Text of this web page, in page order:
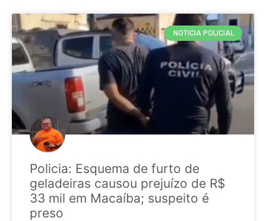
NOTICIA POLICIAL
Policia: Esquema de furto de
geladeiras causou prejuízo de R$
33 mil em Macaíba; suspeito é
preso